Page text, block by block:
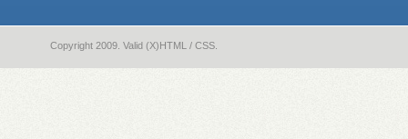
Copyright 2009. Valid (X)HTML / CSS.